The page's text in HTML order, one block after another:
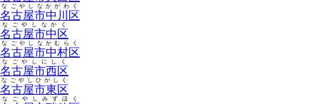
名古屋市中川区
なごやしなかがわく
名古屋市中区
なごやしなかく
名古屋市中村区
なごやしなかむらく
名古屋市西区
なごやしにしく
名古屋市東区
なごやしひがしく
なごやしみずほく